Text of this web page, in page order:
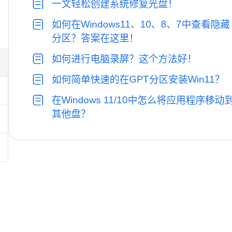
一文轻松创建系统修复光盘！
如何在Windows11、10、8、7中查看隐藏
分区？答案在这里！
如何进行电脑录屏？这个方法好！
如何简单快速的在GPT分区安装Win11？
在Windows 11/10中怎么将应用程序移动到
其他盘？